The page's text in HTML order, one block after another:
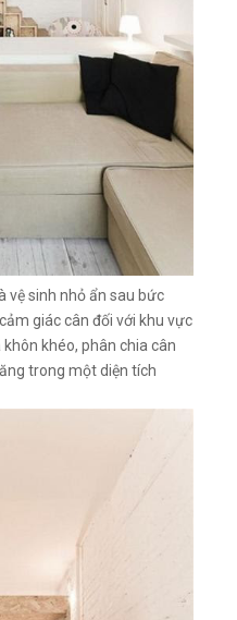
vệ sinh nhỏ ẩn sau bức
giác cân đối với khu vực
khéo, phân chia cân
trong một diện tích